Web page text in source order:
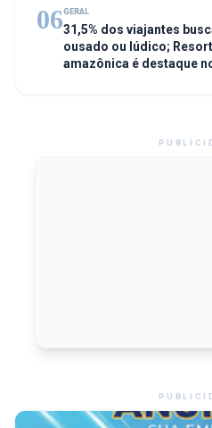
06GERAL
31,5% dos viajantes
ousado ou lúdico;
amazônica é destaque